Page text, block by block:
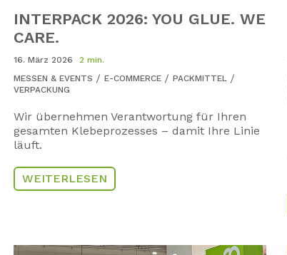
INTERPACK 2026: YOU GLUE. WE
CARE.
16. März 2026
2 min.
MESSEN & EVENTS
E-COMMERCE
PACKMITTEL
VERPACKUNG
Wir übernehmen Verantwortung für Ihren
gesamten Klebeprozesses – damit Ihre Linie
läuft.
WEITERLESEN